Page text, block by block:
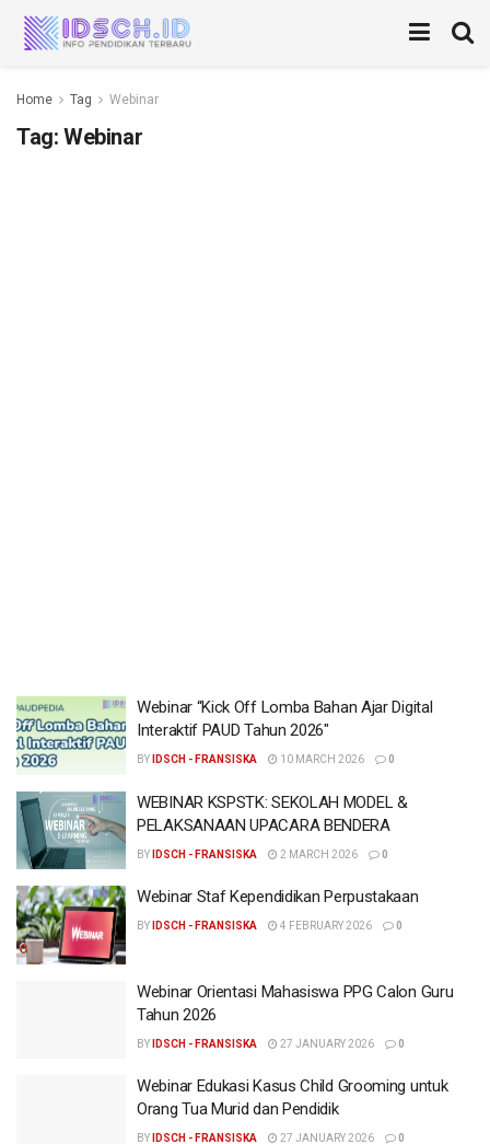
Home Tag Webinar
Tag: Webinar
Webinar “Kick Off Lomba Bahan Ajar Digital
Interaktif PAUD Tahun 2026″
BY IDSCH - FRANSISKA 10 MARCH 2026 0
WEBINAR KSPSTK: SEKOLAH MODEL &
PELAKSANAAN UPACARA BENDERA
BY IDSCH - FRANSISKA 2 MARCH 2026 0
Webinar Staf Kependidikan Perpustakaan
BY IDSCH - FRANSISKA 4 FEBRUARY 2026 0
Webinar Orientasi Mahasiswa PPG Calon Guru
Tahun 2026
BY IDSCH - FRANSISKA 27 JANUARY 2026 0
Webinar Edukasi Kasus Child Grooming untuk
Orang Tua Murid dan Pendidik
BY IDSCH - FRANSISKA 27 JANUARY 2026 0